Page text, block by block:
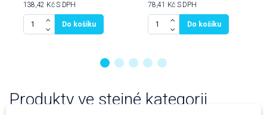
138,42 KčS DPH
Do košíku
78,41 Kč S DPH
Do košíku
Produkty ve stejné kategorii